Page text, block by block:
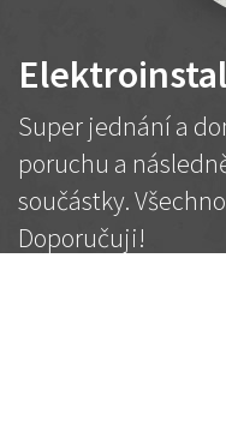
Super jednání a
poruchu a
součástky.
Doporučuji!